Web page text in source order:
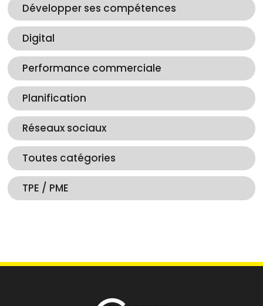
Développer ses compétences
Digital
Performance commerciale
Planification
Réseaux sociaux
Toutes catégories
TPE / PME